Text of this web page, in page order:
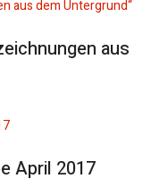
aus
April 2017